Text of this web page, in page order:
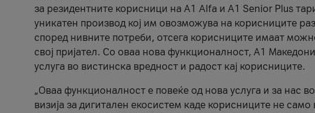
за резидентните корисници на А1 Alfa и A1 Senior Plus
уникатен производ кој им овозможува на корисниците
според нивните потреби, отсега корисниците имаат
свој пријател. Со оваа нова функционалност, А1
услуга во вистинска вредност и радост кај корисниците.
„Оваа функционалност е повеќе од нова услуга и за нас
визија за дигитален екосистем каде корисниците не